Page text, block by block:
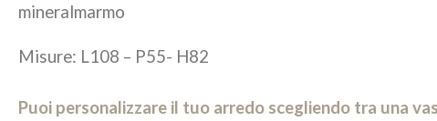
mineralmarmo
Misure: L108 – P55- H82
Puoi personalizzare il tuo arredo scegliendo tra una